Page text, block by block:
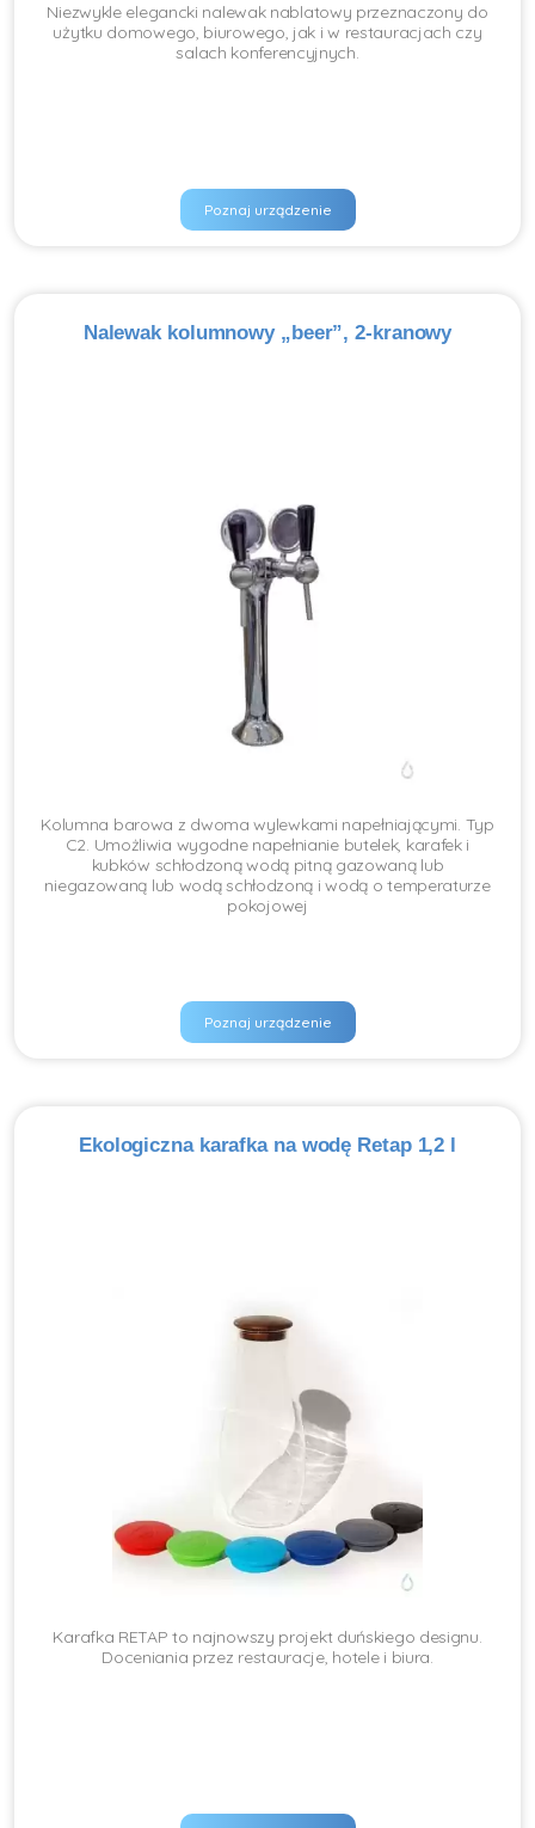
Niezwykle elegancki nalewak nablatowy przeznaczony do
użytku domowego, biurowego, jak i w restauracjach czy
salach konferencyjnych.
Poznaj urządzenie
Nalewak kolumnowy „beer”, 2-kranowy
Kolumna barowa z dwoma wylewkami napełniającymi. Typ
C2. Umożliwia wygodne napełnianie butelek, karafek i
kubków schłodzoną wodą pitną gazowaną lub
niegazowaną lub wodą schłodzoną i wodą o temperaturze
pokojowej
Poznaj urządzenie
Ekologiczna karafka na wodę Retap 1,2 l
Karafka RETAP to najnowszy projekt duńskiego designu.
Doceniania przez restauracje, hotele i biura.